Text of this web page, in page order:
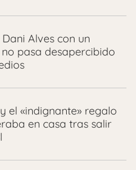
Alves con un
pasa desapercibido
el «indignante» regalo
en casa tras salir